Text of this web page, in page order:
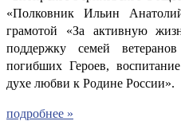
«Полковник Ильин
грамотой «За активную
поддержку семей
погибших Героев,
духе любви к Родине России».
подробнее »